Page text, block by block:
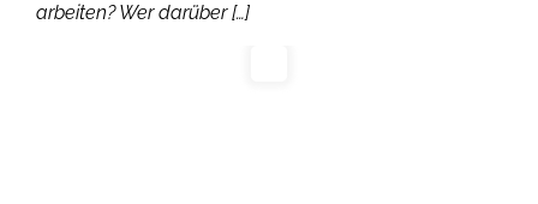
arbeiten? Wer darüber […]